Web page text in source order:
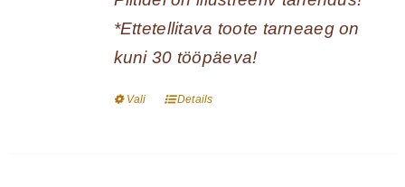
*Ettetellitava toote tarneaeg on
kuni 30 tööpäeva!
Vali
Sellel
Details